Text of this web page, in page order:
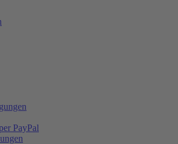
PayPal